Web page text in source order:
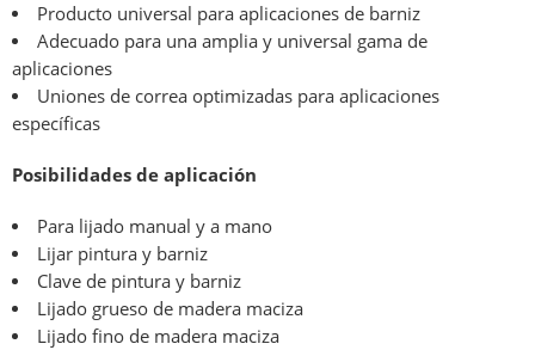
Producto universal para aplicaciones de barniz
Adecuado para una amplia y universal gama de
aplicaciones
Uniones de correa optimizadas para aplicaciones
específicas
Posibilidades de aplicación
Para lijado manual y a mano
Lijar pintura y barniz
Clave de pintura y barniz
Lijado grueso de madera maciza
Lijado fino de madera maciza